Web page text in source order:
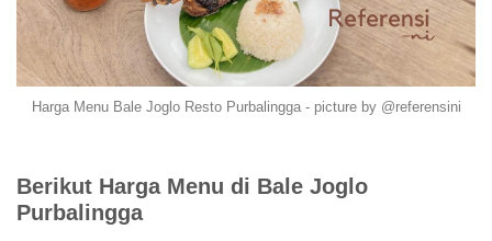
Harga Menu Bale Joglo Resto Purbalingga - picture by @referensini
Berikut Harga Menu di Bale Joglo
Purbalingga